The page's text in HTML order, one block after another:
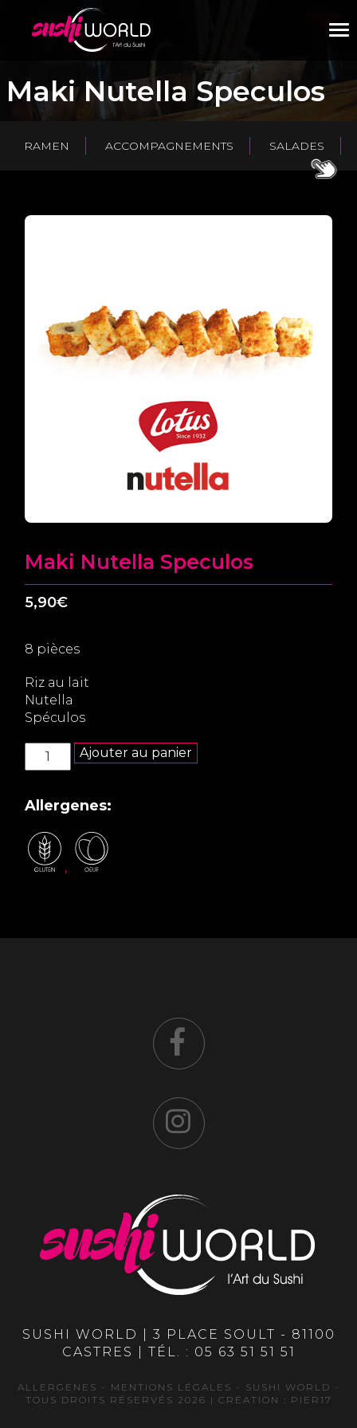
Maki Nutella Speculos
RAMEN ACCOMPAGNEMENTS SALADES
Maki Nutella Speculos
5,90€
8 pièces
Riz au lait
Nutella
Spéculos
quantité
de
Nutella
Ajouter au panier
Allergenes:
,
SUSHI WORLD | 3 PLACE SOULT - 81100
CASTRES | TÉL. : 05 63 51 51 51
ALLERGENES - MENTIONS LÉGALES - SUSHI WORLD -
TOUS DROITS RÉSERVÉS 2026 | CRÉATION : PIER17